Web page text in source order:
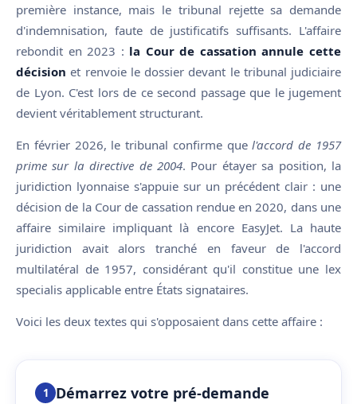
première instance, mais le tribunal rejette sa demande
d'indemnisation, faute de justificatifs suffisants. L'affaire
rebondit en 2023 : la Cour de cassation annule cette
décision et renvoie le dossier devant le tribunal judiciaire
de Lyon. C'est lors de ce second passage que le jugement
devient véritablement structurant.
En février 2026, le tribunal confirme quel'accord de 1957
prime sur la directive de 2004. Pour étayer sa position, la
juridiction lyonnaise s'appuie sur un précédent clair : une
décision de la Cour de cassation rendue en 2020, dans une
affaire similaire impliquant là encore EasyJet. La haute
juridiction avait alors tranché en faveur de l'accord
multilatéral de 1957, considérant qu'il constitue une lex
specialis applicable entre États signataires.
Voici les deux textes qui s'opposaient dans cette affaire :
1 Démarrez votre pré-demande